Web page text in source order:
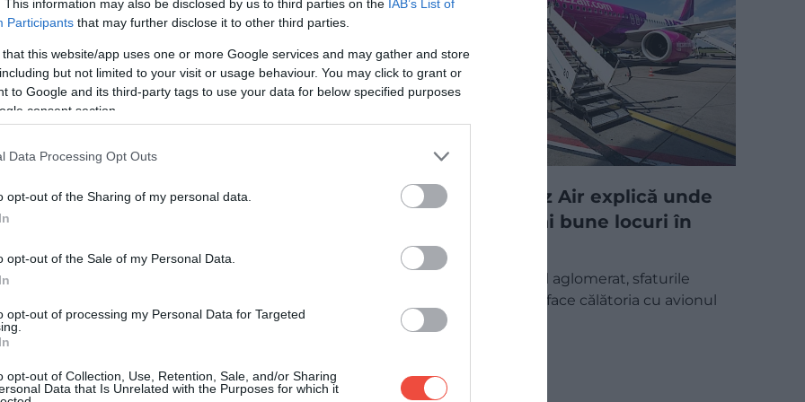
This information may also be disclosed by us to third parties on the IAB’s List of
Participants that may further disclose it to other third parties.
that this website/app uses one or more Google services and may gather and store
but not limited to your visit or usage behaviour. You may click to grant or
to Google and its third-party tags to use your data for below specified purposes
consent section.
Data Processing Opt Outs
opt-out of the Sharing of my personal data.
opt-out of the Sale of my Personal Data.
opt-out of processing my Personal Data for Targeted
opt-out of Collection, Use, Retention, Sale, and/or Sharing
Data that Is Unrelated with the Purposes for which it
al Emirates, a explicat pe TikTok că
ar trebui să evite pantalonii scurți în
Un pilot Wizz Air explică unde
sunt cele mai bune locuri în
avion
În sezonul estival aglomerat, sfaturile
specialiștilor pot face călătoria cu avionul
mai ușoară și…